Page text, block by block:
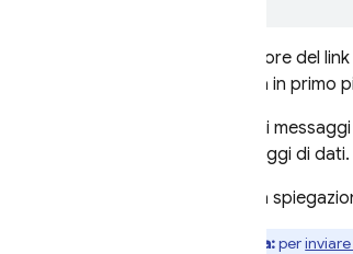
Se il valore del
portata in primo
Poiché i
i messaggi di
Per una
Nota:per